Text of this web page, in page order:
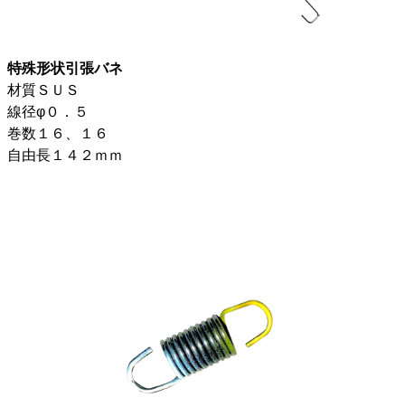
特殊形状引張バネ
材質ＳＵＳ
線径φ０．５
巻数１６、１６
自由長１４２ｍｍ